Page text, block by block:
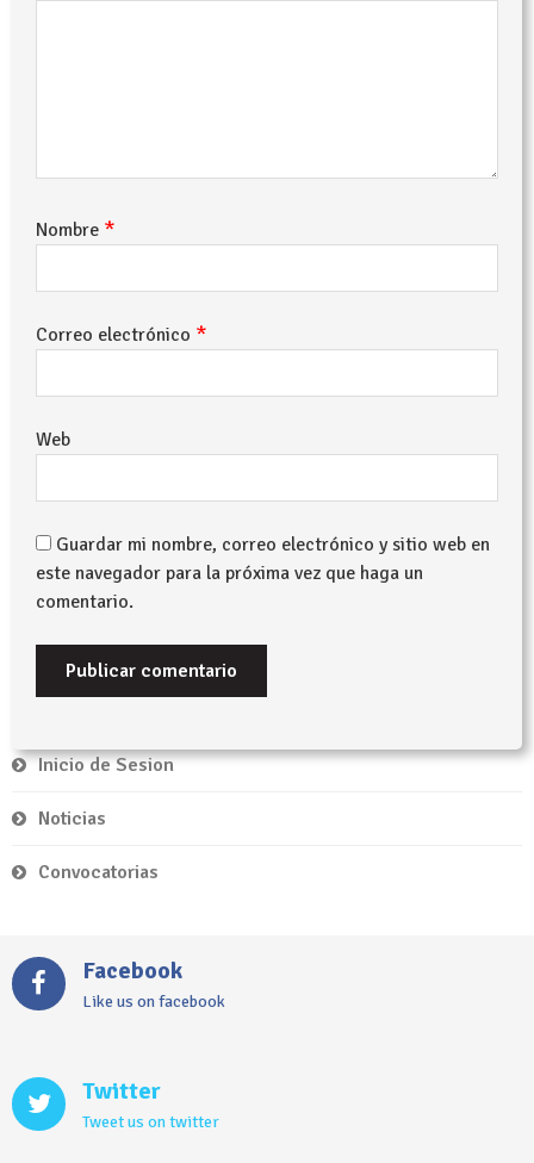
Nombre *
Correo electrónico *
Web
Guardar mi nombre, correo electrónico y sitio web en
este navegador para la próxima vez que haga un
comentario.
Inicio de Sesion
Noticias
Convocatorias
Facebook
Like us on facebook
Twitter
Tweet us on twitter